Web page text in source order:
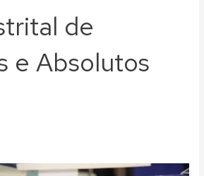
de
e Absolutos